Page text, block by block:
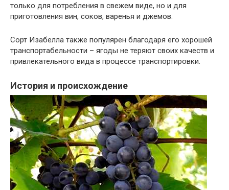
только для потребления в свежем виде, но и для
приготовления вин, соков, варенья и джемов.
Сорт Изабелла также популярен благодаря его хорошей
транспортабельности – ягоды не теряют своих качеств и
привлекательного вида в процессе транспортировки.
История и происхождение